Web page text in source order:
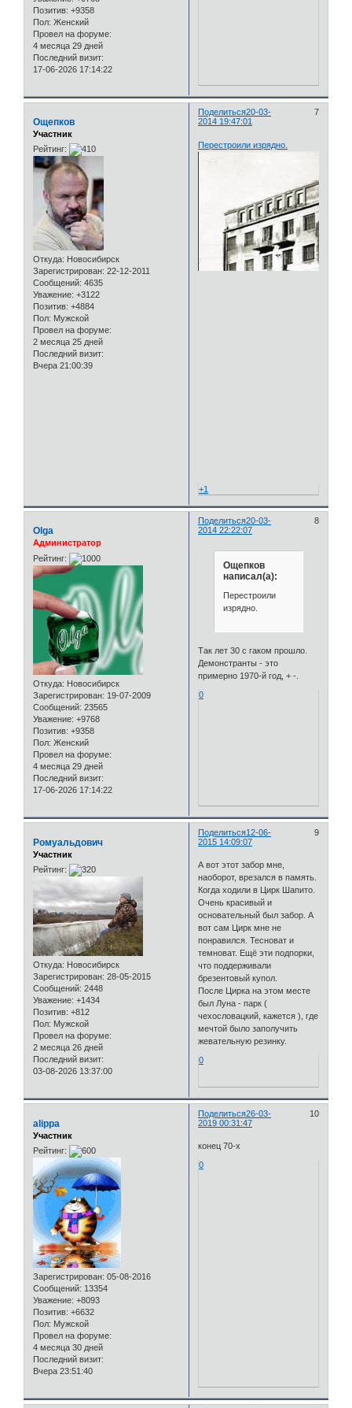
Позитив: +9358
Пол: Женский
Провел на форуме:
4 месяца 29 дней
Последний визит:
17-06-2026 17:14:22
Поделиться 7
20-03-
2014 19:47:01
Ощепков
Участник
Рейтинг:
Откуда: Новосибирск
Зарегистрирован: 22-12-2011
Сообщений: 4635
Уважение: +3122
Позитив: +4884
Пол: Мужской
Провел на форуме:
2 месяца 25 дней
Последний визит:
Вчера 21:00:39
Перестроили изрядно.
+1
Поделиться 8
20-03-
2014 22:22:07
Olga
Администратор
Рейтинг:
Откуда: Новосибирск
Зарегистрирован: 19-07-2009
Сообщений: 23565
Уважение: +9768
Позитив: +9358
Пол: Женский
Провел на форуме:
4 месяца 29 дней
Последний визит:
17-06-2026 17:14:22
Ощепков
написал(а):
Перестроили
изрядно.
Так лет 30 с гаком прошло.
Демонстранты - это
примерно 1970-й год, + -.
0
Поделиться 9
12-06-
2015 14:09:07
Ромуальдович
Участник
Рейтинг:
Откуда: Новосибирск
Зарегистрирован: 28-05-2015
Сообщений: 2448
Уважение: +1434
Позитив: +812
Пол: Мужской
Провел на форуме:
2 месяца 26 дней
Последний визит:
03-08-2026 13:37:00
А вот этот забор мне,
наоборот, врезался в память.
Когда ходили в Цирк Шапито.
Очень красивый и
основательный был забор. А
вот сам Цирк мне не
понравился. Тесноват и
темноват. Ещё эти подпорки,
что поддерживали
брезентовый купол.
После Цирка на этом месте
был Луна - парк (
чехословацкий, кажется ), где
мечтой было заполучить
жевательную резинку.
0
Поделиться 10
26-03-
2019 00:31:47
alippa
Участник
Рейтинг:
Зарегистрирован: 05-08-2016
Сообщений: 13354
Уважение: +8093
Позитив: +6632
Пол: Мужской
Провел на форуме:
4 месяца 30 дней
Последний визит:
Вчера 23:51:40
конец 70-х
0